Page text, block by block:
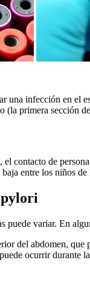
una infección en
(la primera sección
contacto de
entre los niños
pylori
variar. En
del abdomen,
ocurrir durante